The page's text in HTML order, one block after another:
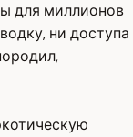
для миллионов
ни доступа